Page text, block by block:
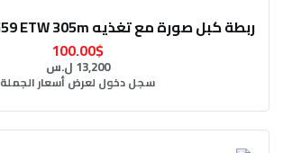
ربطة كبل صورة مع تغذيه RG59 ETW 305m
100.00$
13,200 ل.س
سجل دخول لعرض أسعار الجملة